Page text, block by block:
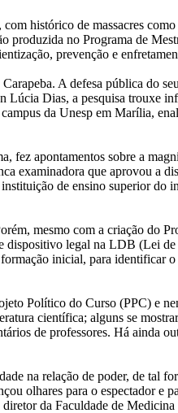
histórico de massacres
no Programa de
prevenção e
A defesa pública do
Dias, a pesquisa trouxe
da Unesp em Marília,
apontamentos sobre a
que aprovou a
de ensino superior
mesmo com a criação do
legal na LDB (Lei
inicial, para
Político do Curso (PPC) e
científica; alguns se
de professores. Há ainda
na relação de poder, de tal
olhares para o espectador e
da Faculdade de